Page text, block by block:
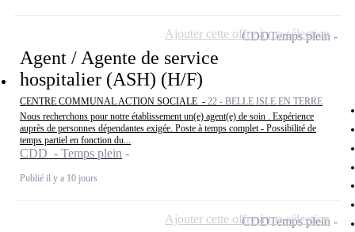
Agent / Agente de service
hospitalier (ASH) (H/F)
CENTRE COMMUNAL ACTION SOCIALE - 22 - BELLE ISLE EN TERRE
Nous recherchons pour notre établissement un(e) agent(e) de soin . Expérience
auprès de personnes dépendantes exigée. Poste à temps complet - Possibilité de
temps partiel en fonction du...
CDD - Temps plein
Publié il y a 10 jours
CDDTemps plein
Ajouter cette offre à ma sélection
CDDTemps plein
Ajouter cette offre à ma sélection